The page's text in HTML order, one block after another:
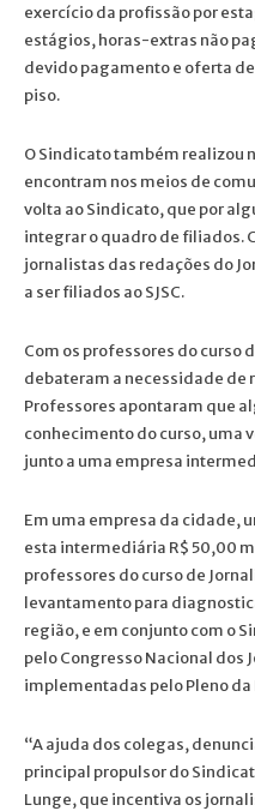
exercício da profissão por
estágios, horas-extras não
devido pagamento e oferta
piso.
O Sindicato também realizou
encontram nos meios de
volta ao Sindicato, que por
integrar o quadro de filiados.
jornalistas das redações do
a ser filiados ao SJSC.
Com os professores do curso
debateram a necessidade de
Professores apontaram que
conhecimento do curso, uma
junto a uma empresa
Em uma empresa da cidade,
esta intermediária R$ 50,00
professores do curso de
levantamento para
região, e em conjunto com o
pelo Congresso Nacional dos
implementadas pelo Pleno da
“A ajuda dos colegas,
principal propulsor do
Lunge, que incentiva os